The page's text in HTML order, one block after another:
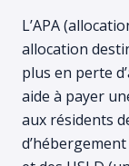
L’APA
allocation
plus en perte
aide à payer
aux résidents